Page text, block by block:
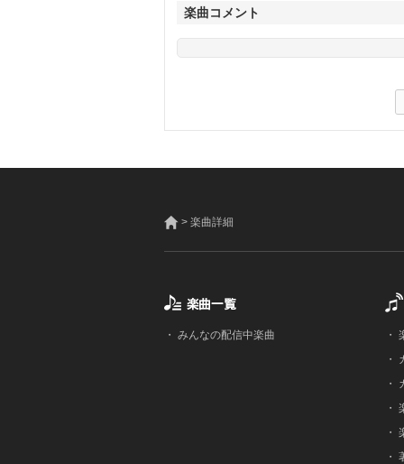
楽曲コメント
> 楽曲詳細
・ みんなの配信中楽曲 ・
・
・
・
・
・